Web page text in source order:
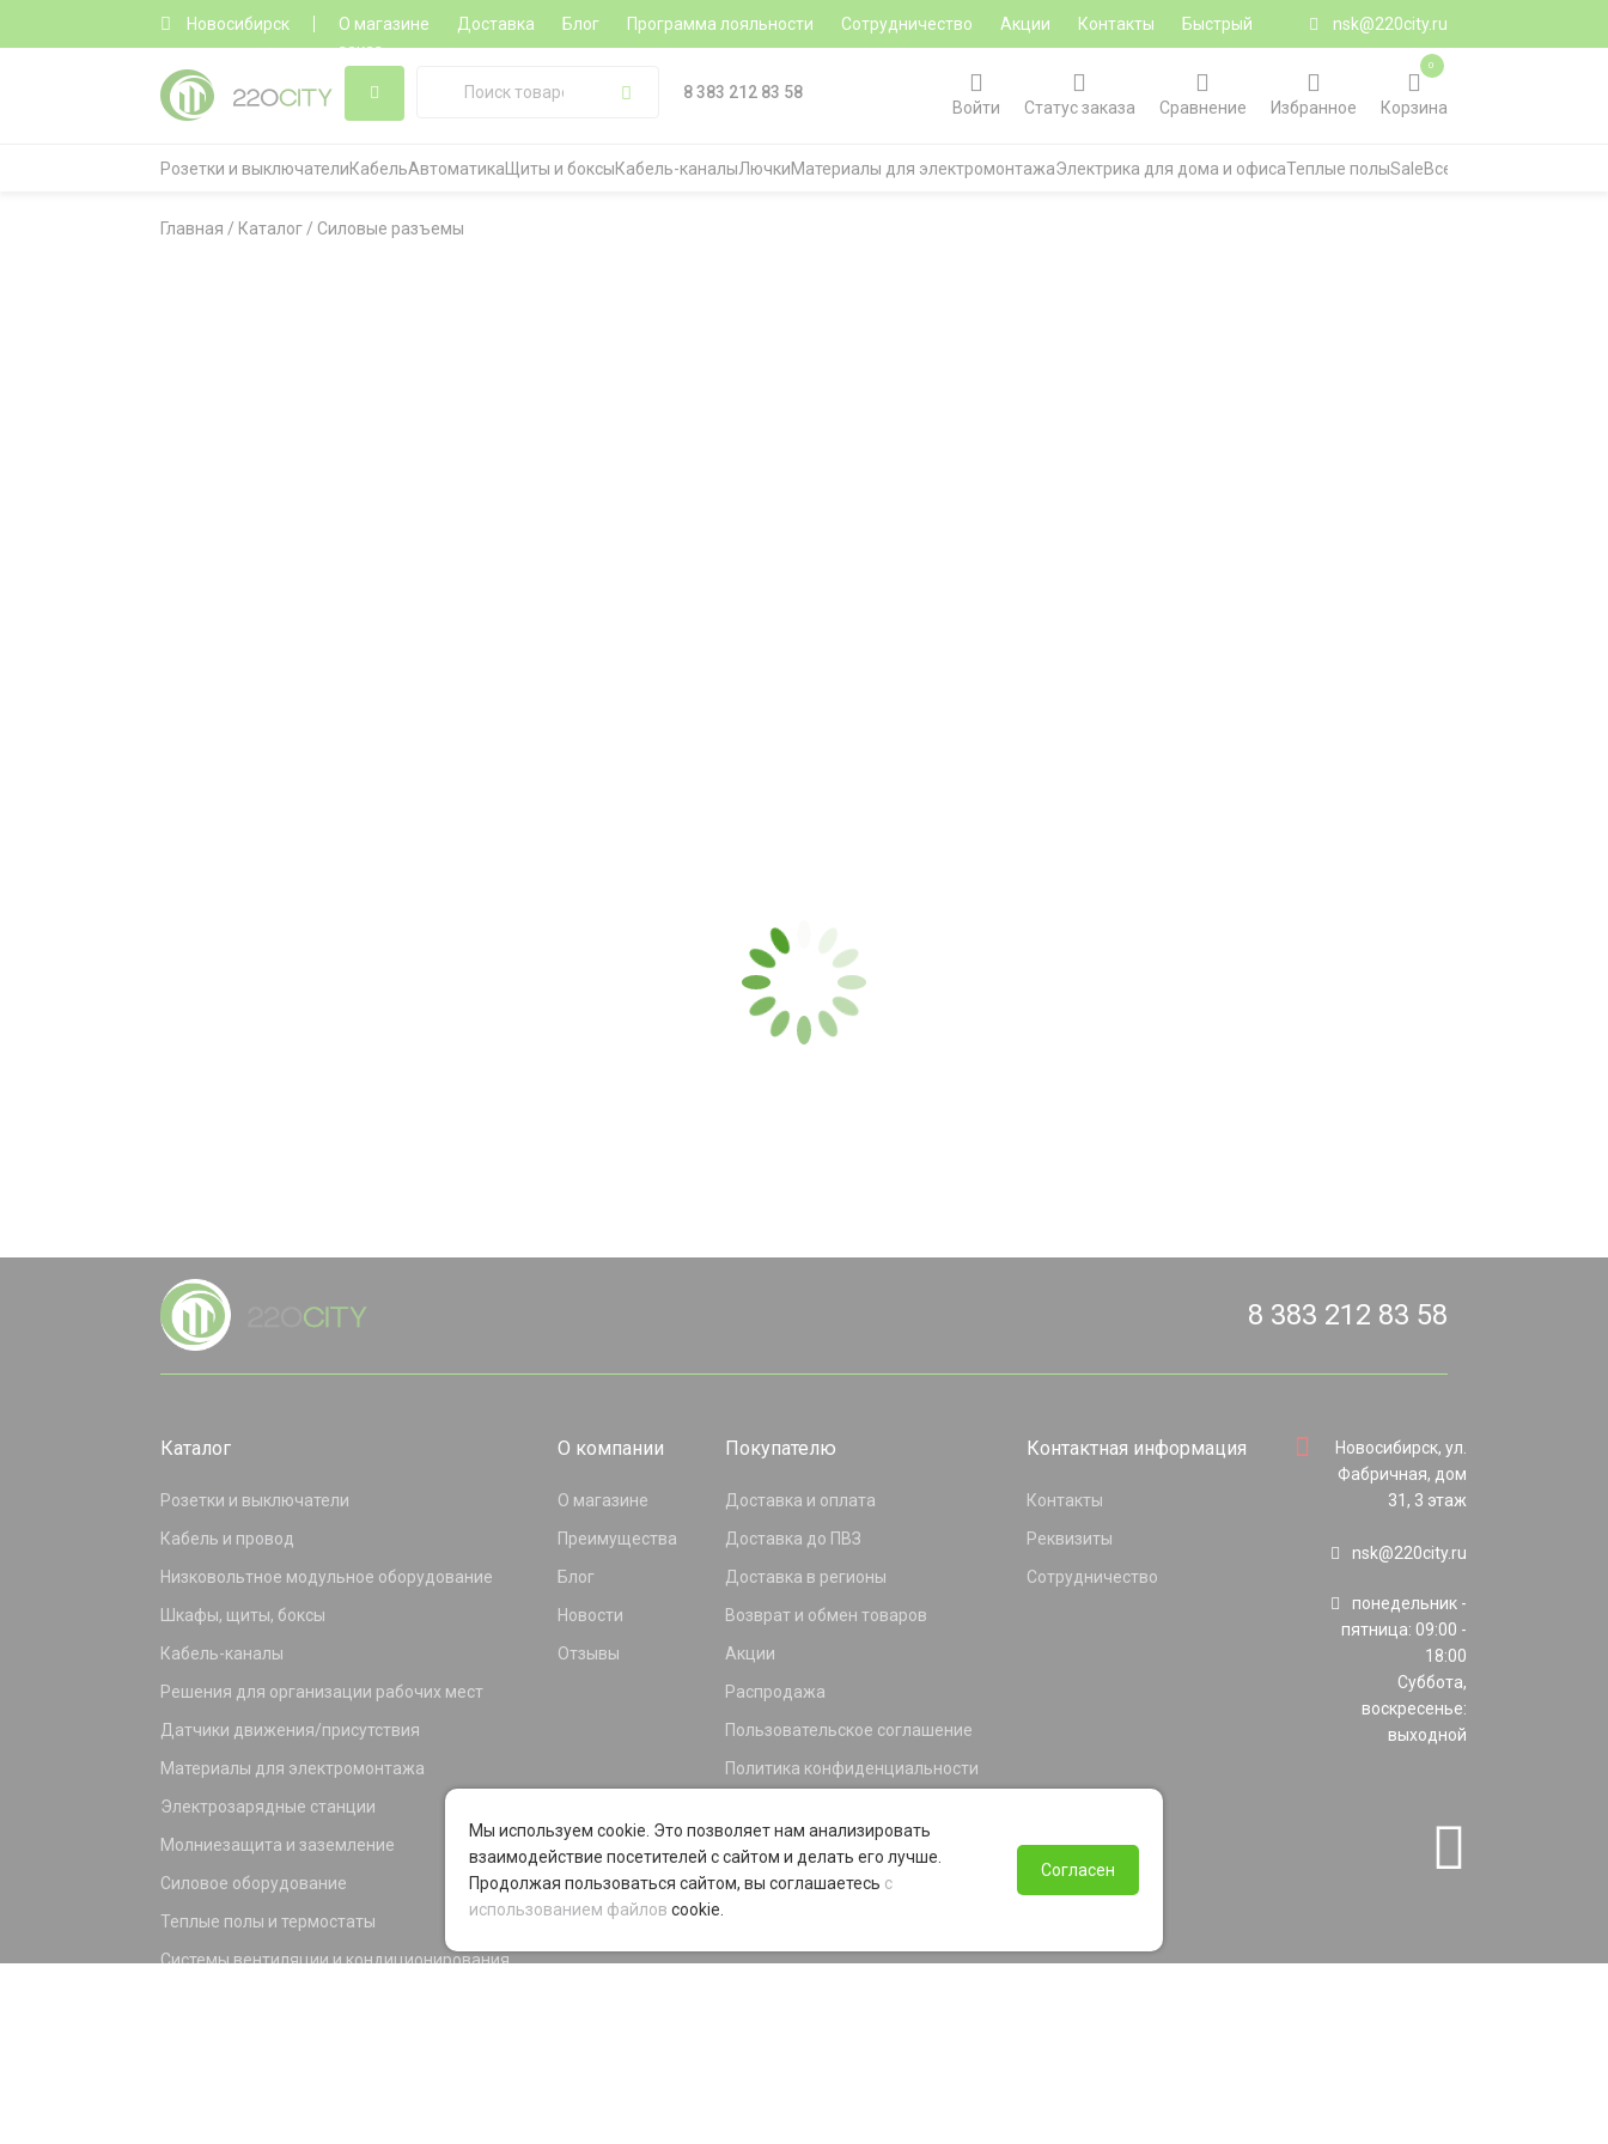
Новосибирск О магазине Доставка Блог Программа лояльности Сотрудничество Акции Контакты
Быстрый
заказ
nsk@220city.ru
8 383 212 83 58
Войти
Статус заказа Сравнение Избранное Корзина
0
Розетки и выключателиКабельАвтоматика Щиты и боксыКабель-каналыЛючкиМатериалы для электромонтажаЭлектрика для дома и офисаТеплые полыSaleВсе категории
Главная / Каталог / Силовые разъемы
8 383 212 83 58
Каталог
Розетки и выключатели
Кабель и провод
Низковольтное модульное оборудование
Шкафы, щиты, боксы
Кабель-каналы
Решения для организации рабочих мест
Датчики движения/присутствия
Материалы для электромонтажа
Электрозарядные станции
Молниезащита и заземление
Силовое оборудование
Теплые полы и термостаты
Системы вентиляции и кондиционирования
О компании
О магазине
Преимущества
Блог
Новости
Отзывы
Покупателю
Доставка и оплата
Доставка до ПВЗ
Доставка в регионы
Возврат и обмен товаров
Акции
Распродажа
Пользовательское соглашение
Политика конфиденциальности
Программа лояльности
Контактная информация
Контакты
Реквизиты
Сотрудничество
Новосибирск, ул.
Фабричная, дом
31, 3 этаж
nsk@220city.ru
понедельник -
пятница: 09:00 -
18:00
Суббота,
воскресенье:
выходной
Мы используем cookie. Это позволяет нам анализировать
взаимодействие посетителей с сайтом и делать его лучше.
Продолжая пользоваться сайтом, вы соглашаетесь с
использованием файлов cookie.
Согласен